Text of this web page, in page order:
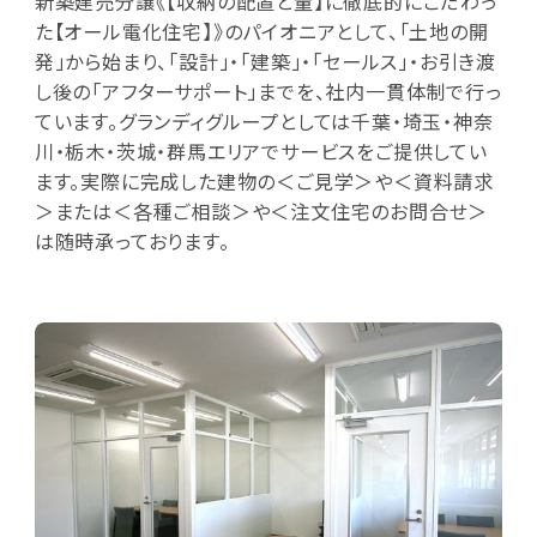
た【オール電化住宅】》のパイオニアとして、「土地の開
発」から始まり、「設計」・「建築」・「セールス」・お引き渡
し後の「アフターサポート」までを、社内一貫体制で行っ
ています。グランディグループとしては千葉・埼玉・神奈
川・栃木・茨城・群馬エリアでサービスをご提供してい
ます。実際に完成した建物の＜ご見学＞や＜資料請求
＞または＜各種ご相談＞や＜注文住宅のお問合せ＞
は随時承っております。